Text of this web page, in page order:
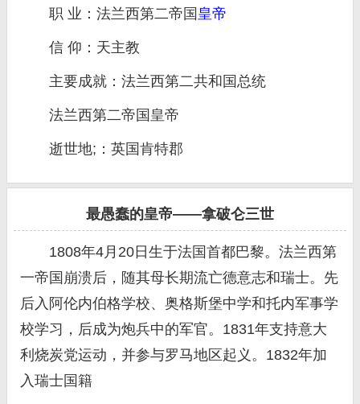
职 业：法兰西第二帝国 皇帝
信 仰：天主教
主要成就：法兰西第二共和国总统
法兰西第二帝国皇帝
逝世地;：英国肯特郡
最愚蠢的皇帝——拿破仑三世
1808年4月20日生于法国首都巴黎。法兰西第
一帝国崩溃后，随其母长期流亡德意志和瑞士。先
后入阿伦内伯格学校、奥格斯堡中学和托内军事学
校学习，后成为炮兵中的军官。1831年支持意大
利烧炭党运动，并参与罗马地区起义。1832年加
入瑞士国籍